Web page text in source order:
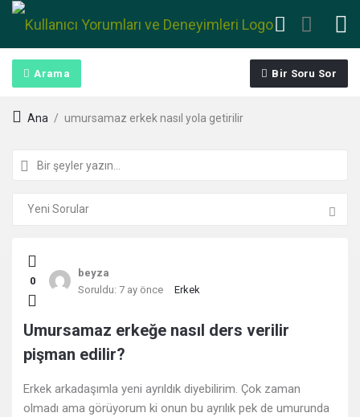
Arama Bir Soru Sor
Ana / umursamaz erkek nasıl yola getirilir
Kullanıcı
Yorumları
ve
Deneyimleri
En
0
beyza
Soruldu: 7 ay önce Erkek
Umursamaz erkeğe nasıl ders verilir
pişman edilir?
Erkek arkadaşımla yeni ayrıldık diyebilirim. Çok zaman
olmadı ama görüyorum ki onun bu ayrılık pek de umurunda